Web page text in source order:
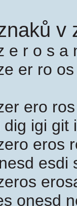
v
e r o s a
er ro
ero
igi git
eros
esdi
onesd